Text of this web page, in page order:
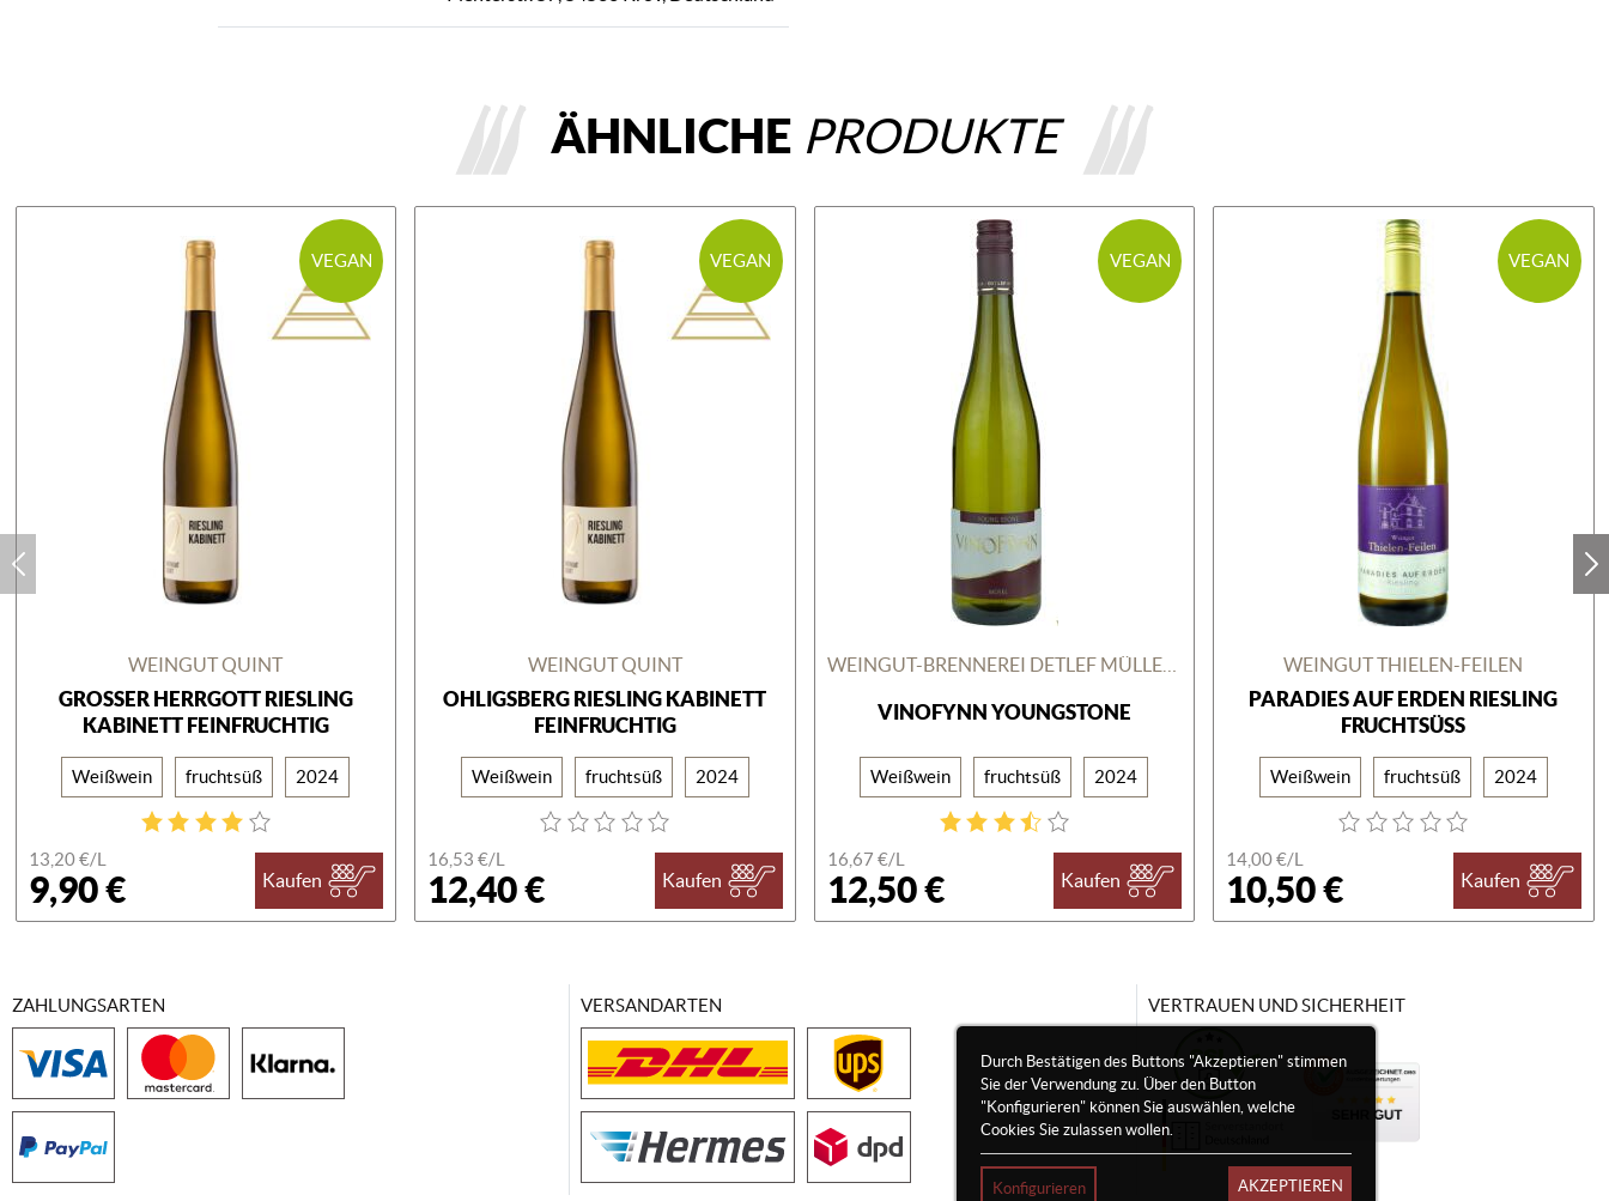
ÄHNLICHE PRODUKTE
VEGAN
WEINGUT QUINT
GROSSER HERRGOTT RIESLING K
ABINETT FEINFRUCHTIG
Weißwein fruchtsüß 2024
13,20 €/L
9,90 € Kaufen
VEGAN
WEINGUT QUINT
OHLIGSBERG RIESLING KABINETT
FEINFRUCHTIG
Weißwein fruchtsüß 2024
16,53 €/L
12,40 € Kaufen
VEGAN
WEINGUT-BRENNEREI DETLEF MÜLLERS
VINOFYNN YOUNGSTONE
Weißwein fruchtsüß 2024
16,67 €/L
12,50 € Kaufen
VEGAN
WEINGUT THIELEN-FEILEN
PARADIES AUF ERDEN RIESLING
FRUCHTSÜSS
Weißwein fruchtsüß 2024
14,00 €/L
10,50 € Kaufen
Durch Bestätigen des Buttons "Akzeptieren" stimmen
Sie der Verwendung zu. Über den Button
"Konfigurieren" können Sie auswählen, welche
Cookies Sie zulassen wollen.
Konfigurieren AKZEPTIEREN
ZAHLUNGSARTEN VERSANDARTEN VERTRAUEN UND SICHERHEIT